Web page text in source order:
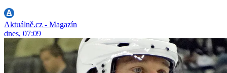
Aktuálně.cz - Magazín
dnes, 07:09